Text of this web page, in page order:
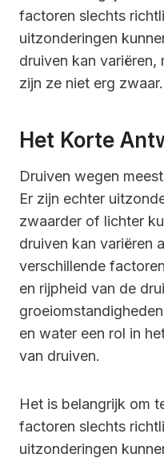
factoren slechts
uitzonderingen
druiven kan variëren,
zijn ze niet erg zwaar.
Het Korte
Druiven wegen
Er zijn echter
zwaarder of lichter
druiven kan variëren
verschillende
en rijpheid van de
en water een rol in
van druiven.
Het is belangrijk om
factoren slechts
uitzonderingen